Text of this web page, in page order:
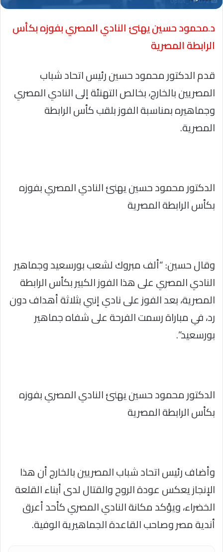
د.محمود حسين يهنئ النادي المصري بفوزه بكأس
الرابطة المصرية
قدم الدكتور محمود حسين رئيس اتحاد شباب
المصريين بالخارج، بخالص التهنئة إلى النادي المصري
وجماهيره بمناسبة الفوز بلقب كأس الرابطة
المصرية.
الدكتور محمود حسين يهنئ النادي المصري بفوزه
بكأس الرابطة المصرية
وقال حسين: “ألف مبروك لشعب بورسعيد وجماهير
النادي المصري على هذا الفوز الكبير بكأس الرابطة
المصرية، بعد الفوز على نادي إنبي بثلاثة أهداف دون
رد، في مباراة رسمت الفرحة على شفاه جماهير
بورسعيد”.
الدكتور محمود حسين يهنئ النادي المصري بفوزه
بكأس الرابطة المصرية
وأضاف رئيس اتحاد شباب المصريين بالخارج أن هذا
الإنجاز يعكس عودة الروح والقتال لدى أبناء القلعة
الخضراء، ويؤكد مكانة النادي المصري كأحد أعرق
أندية مصر وصاحب القاعدة الجماهيرية الوفية.